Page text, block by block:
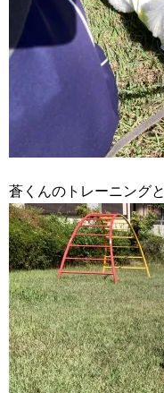
蒼くんのトレーニングと